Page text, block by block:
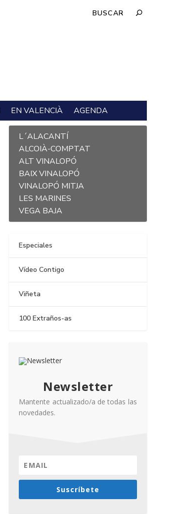
EN VALENCIÀ AGENDA
L´ALACANTÍ
ALCOIÀ-COMPTAT
ALT VINALOPÓ
BAIX VINALOPÓ
VINALOPÓ MITJA
LES MARINES
VEGA BAJA
Especiales
Vídeo Contigo
Viñeta
100 Extraños-as
Newsletter
Mantente actualizado/a de todas las
novedades.
Suscríbete